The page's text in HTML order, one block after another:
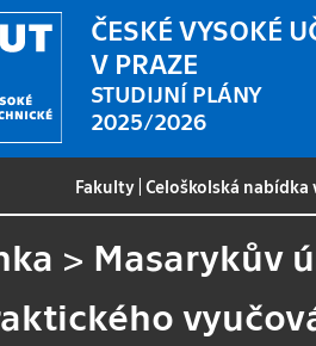
ČESKÉ VYSOKÉ
V PRAZE
STUDIJNÍ PLÁNY
2025/2026
Fakulty |Celoškolská
> Masarykův